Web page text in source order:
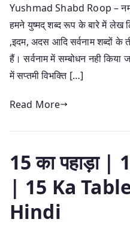
Yushmad Shabd Roop –
हमने युष्मद् शब्द रूप के बारे में लेख
,इदम, अदस आदि सर्वनाम शब्दों के
हैं। सर्वनाम में सम्बोधन नही किया
में सप्तमी विभक्ति […]
Read More
15 का पहाड़ा
| 15 Ka
Hindi